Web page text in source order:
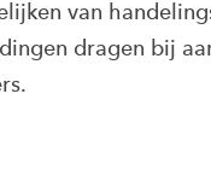
van
dragen bij